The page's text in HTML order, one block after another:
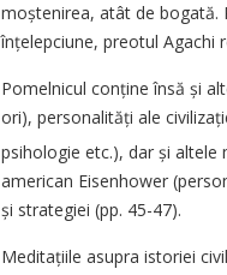
moștenirea, atât de bogată.
înțelepciune, preotul Agachi
Pomelnicul conține însă și
ori), personalități ale
psihologie etc.), dar și altele
american Eisenhower
și strategiei (pp. 45-47).
Meditațiile asupra istoriei